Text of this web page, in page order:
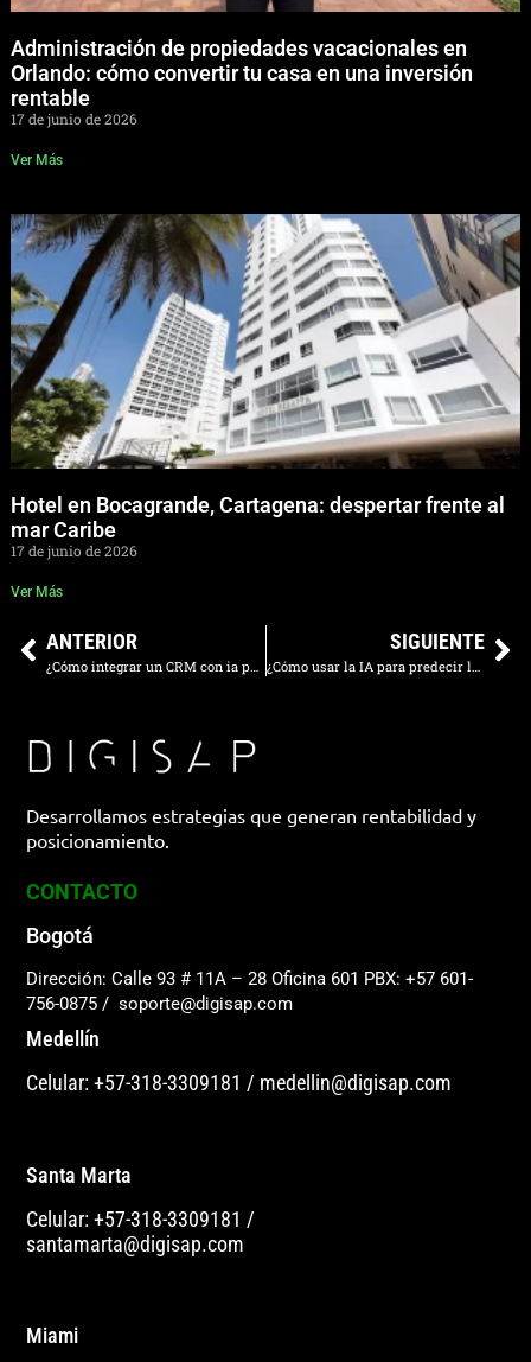
Administración de propiedades vacacionales en
Orlando: cómo convertir tu casa en una inversión
rentable
17 de junio de 2026
Ver Más
Hotel en Bocagrande, Cartagena: despertar frente al
mar Caribe
17 de junio de 2026
Ver Más
ANTERIOR
¿Cómo integrar un CRM con ia para personalizar la oferta inmobiliaria en Miami?
SIGUIENTE
¿Cómo usar la IA para predecir la ocupación de mi hotel boutique?
Desarrollamos estrategias que generan rentabilidad y
posicionamiento.
CONTACTO
Bogotá
Dirección: Calle 93 # 11A – 28 Oficina 601 PBX: +57 601-
756-0875 / soporte@digisap.com
Medellín
Celular: +57-318-3309181 / medellin@digisap.com
Santa Marta
Celular: +57-318-3309181 /
santamarta@digisap.com
Miami